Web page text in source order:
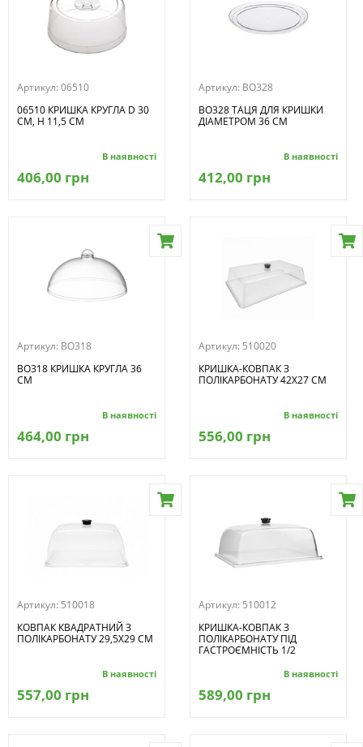
Артикул: 06510
06510 КРИШКА КРУГЛА D 30
СМ, H 11,5 СМ
В наявності
406,00 грн
Артикул: BO328
BO328 ТАЦЯ ДЛЯ КРИШКИ
ДІАМЕТРОМ 36 СМ
В наявності
412,00 грн
Артикул: BO318
BO318 КРИШКА КРУГЛА 36
СМ
В наявності
464,00 грн
Артикул: 510020
КРИШКА-КОВПАК З
ПОЛІКАРБОНАТУ 42Х27 СМ
В наявності
556,00 грн
Артикул: 510018
КОВПАК КВАДРАТНИЙ З
ПОЛІКАРБОНАТУ 29,5Х29 СМ
В наявності
557,00 грн
Артикул: 510012
КРИШКА-КОВПАК З
ПОЛІКАРБОНАТУ ПІД
ГАСТРОЄМНІСТЬ 1/2
В наявності
589,00 грн